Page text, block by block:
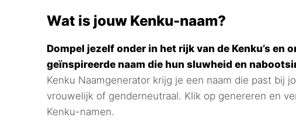
Wat is jouw Kenku-naam?
Dompel jezelf onder in het rijk van de Kenku’s en
geïnspireerde naam die hun sluwheid en
Kenku Naamgenerator krijg je een naam die past bij
vrouwelijk of genderneutraal. Klik op genereren en
Kenku-namen.